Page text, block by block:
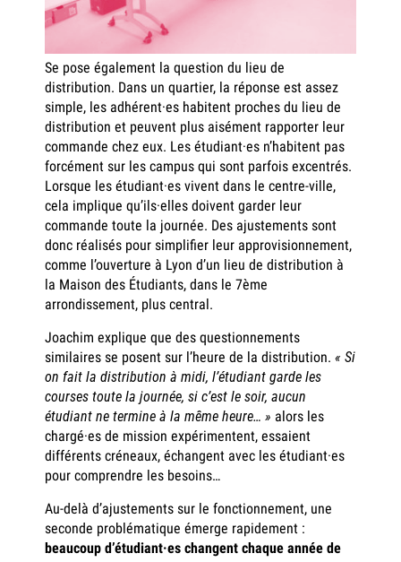
Se pose également la question du lieu de
distribution. Dans un quartier, la réponse est assez
simple, les adhérent·es habitent proches du lieu de
distribution et peuvent plus aisément rapporter leur
commande chez eux. Les étudiant·es n’habitent pas
forcément sur les campus qui sont parfois excentrés.
Lorsque les étudiant·es vivent dans le centre-ville,
cela implique qu’ils·elles doivent garder leur
commande toute la journée. Des ajustements sont
donc réalisés pour simplifier leur approvisionnement,
comme l’ouverture à Lyon d’un lieu de distribution à
la Maison des Étudiants, dans le 7ème
arrondissement, plus central.
Joachim explique que des questionnements
similaires se posent sur l’heure de la distribution. « Si
on fait la distribution à midi, l’étudiant garde les
courses toute la journée, si c’est le soir, aucun
étudiant ne termine à la même heure… » alors les
chargé·es de mission expérimentent, essaient
différents créneaux, échangent avec les étudiant·es
pour comprendre les besoins…
Au-delà d’ajustements sur le fonctionnement, une
seconde problématique émerge rapidement :
beaucoup d’étudiant·es changent chaque année de